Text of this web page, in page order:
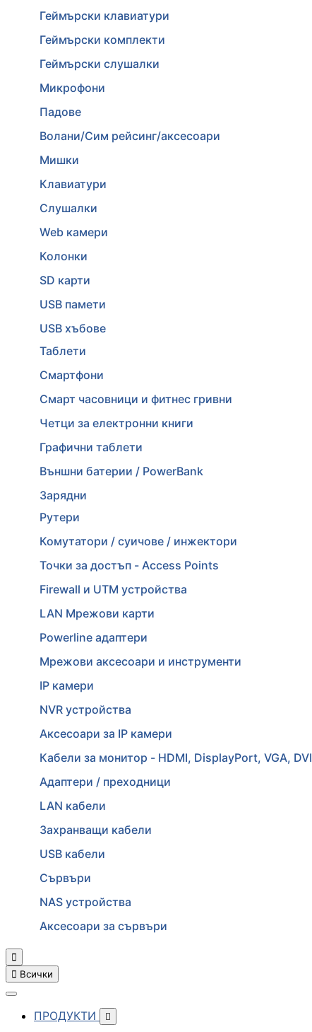
Геймърски клавиатури
Геймърски комплекти
Геймърски слушалки
Микрофони
Падове
Волани/Сим рейсинг/аксесоари
Мишки
Клавиатури
Слушалки
Web камери
Колонки
SD карти
USB памети
USB хъбове
Таблети
Смартфони
Смарт часовници и фитнес гривни
Четци за електронни книги
Графични таблети
Външни батерии / PowerBank
Зарядни
Рутери
Комутатори / суичове / инжектори
Точки за достъп - Access Points
Firewall и UTM устройства
LAN Мрежови карти
Powerline адаптери
Мрежови аксесоари и инструменти
IP камери
NVR устройства
Аксесоари за IP камери
Кабели за монитор - HDMI, DisplayPort, VGA, DVI
Адаптери / преходници
LAN кабели
Захранващи кабели
USB кабели
Сървъри
NAS устройства
Аксесоари за сървъри

 Всички
ПРОДУКТИ 